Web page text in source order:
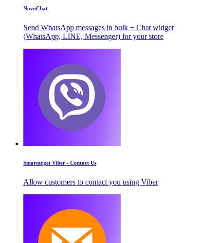
NovoChat
Send WhatsApp messages in bulk + Chat widget
(WhatsApp, LINE, Messenger) for your store
Smartarget Viber - Contact Us
Allow customers to contact you using Viber